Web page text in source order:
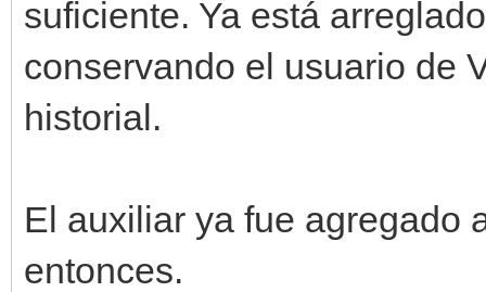
suficiente. Ya está
conservando el usuario de
historial.
El auxiliar ya fue agregado
entonces.